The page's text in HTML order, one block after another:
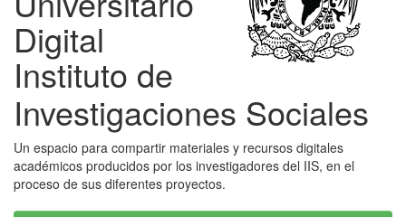
Digital
Instituto de
Investigaciones Sociales
Un espacio para compartir materiales y recursos digitales
académicos producidos por los investigadores del IIS, en el
proceso de sus diferentes proyectos.